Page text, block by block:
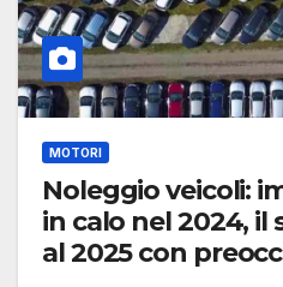
MOTORI
Noleggio veicoli:
in calo nel 2024,
al 2025 con